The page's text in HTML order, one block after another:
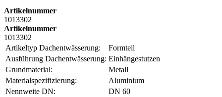
Artikelnummer
1013302
Artikelnummer
1013302
Artikeltyp Dachentwässerung:
Formteil
Ausführung Dachentwässerung: Einhängestutzen
Grundmaterial:
Metall
Materialspezifizierung:
Aluminium
Nennweite DN:
DN 60